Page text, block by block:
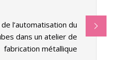
l’automatisation du
dans un atelier de
fabrication métallique